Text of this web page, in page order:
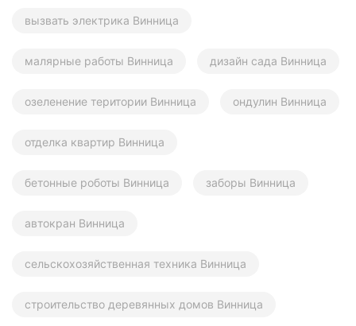
вызвать электрика Винница
малярные работы Винница дизайн сада Винница
озеленение територии Винница ондулин Винница
отделка квартир Винница
бетонные роботы Винница заборы Винница
автокран Винница
сельскохозяйственная техника Винница
строительство деревянных домов Винница